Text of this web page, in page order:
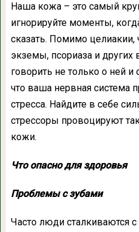
Наша кожа – это самый
игнорируйте моменты,
сказать. Помимо
экземы, псориаза и других
говорить не только о ней и
что ваша нервная система
стресса. Найдите в себе
стрессоры провоцируют
кожи.
Что опасно для здоровья
Проблемы с зубами
Часто люди сталкиваются